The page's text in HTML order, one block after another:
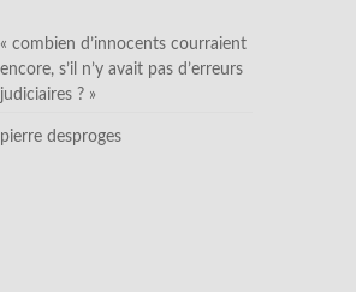
« combien d’innocents courraient
encore, s’il n’y avait pas d’erreurs
judiciaires ? »
pierre desproges